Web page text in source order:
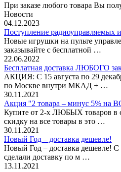
При заказе любого товара Вы
Новости
04.12.2023
Поступление радиоуправляемых
Новые игрушки на пульте
заказывайте с бесплатной …
22.06.2022
Бесплатная доставка ЛЮБОГО
АКЦИЯ: С 15 августа по 29
по Москве внутри МКАД + …
30.11.2021
Акция "2 товара – минус 5% на
Купите от 2-х ЛЮБЫХ товаров в
скидку на все товары в это …
30.11.2021
Новый Год – доставка дешевле!
Новый Год – доставка дешевле!
сделали доставку по м …
13.11.2021